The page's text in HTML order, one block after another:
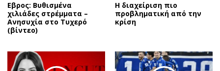
Εβρος: Βυθισμένα
χιλιάδες στρέμματα –
Ανησυχία στο Τυχερό
(βίντεο)
Η διαχείριση πιο
προβληματική από την
κρίση